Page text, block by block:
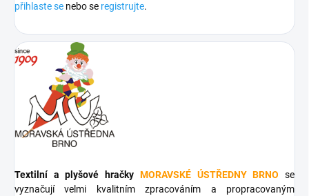
přihlaste se nebo se registrujte.
Textilní a plyšové hračky MORAVSKÉ ÚSTŘEDNY BRNO se
vyznačují velmi kvalitním zpracováním a propracovaným